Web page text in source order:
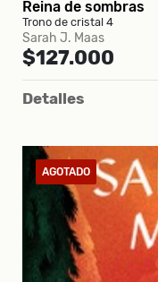
Reina de sombras
Trono de cristal 4
Sarah J. Maas
$127.000
Detalles
AGOTADO